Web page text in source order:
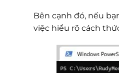
Bên cạnh đó, nếu
việc hiểu rõ cách